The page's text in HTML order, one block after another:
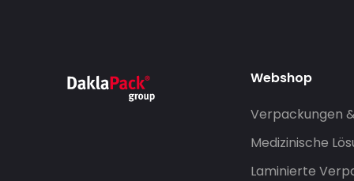
Webshop
Verpackungen
Medizinische
Laminierte